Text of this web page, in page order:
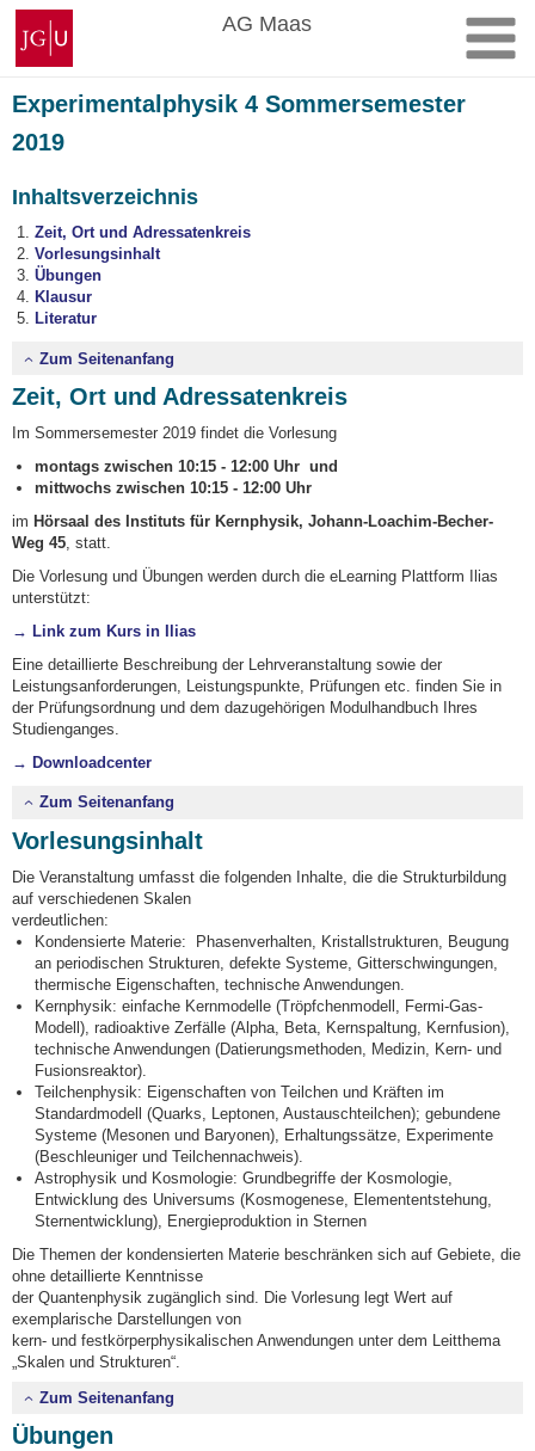
Zum
Inhalt
springen
Johannes
Gutenberg-
Universität
Mainz
AG Maas
Experimentalphysik 4 Sommersemester
2019
Inhaltsverzeichnis
Zeit, Ort und Adressatenkreis
Vorlesungsinhalt
Übungen
Klausur
Literatur
Zum Seitenanfang
Zeit, Ort und Adressatenkreis
Im Sommersemester 2019 findet die Vorlesung
montags zwischen 10:15 - 12:00 Uhr und
mittwochs zwischen 10:15 - 12:00 Uhr
im Hörsaal des Instituts für Kernphysik, Johann-Loachim-Becher-
Weg 45, statt.
Die Vorlesung und Übungen werden durch die eLearning Plattform Ilias
unterstützt:
→ Link zum Kurs in Ilias
Eine detaillierte Beschreibung der Lehrveranstaltung sowie der
Leistungsanforderungen, Leistungspunkte, Prüfungen etc. finden Sie in
der Prüfungsordnung und dem dazugehörigen Modulhandbuch Ihres
Studienganges.
→ Downloadcenter
Zum Seitenanfang
Vorlesungsinhalt
Die Veranstaltung umfasst die folgenden Inhalte, die die Strukturbildung
auf verschiedenen Skalen
verdeutlichen:
Kondensierte Materie: Phasenverhalten, Kristallstrukturen, Beugung
an periodischen Strukturen, defekte Systeme, Gitterschwingungen,
thermische Eigenschaften, technische Anwendungen.
Kernphysik: einfache Kernmodelle (Tröpfchenmodell, Fermi-Gas-
Modell), radioaktive Zerfälle (Alpha, Beta, Kernspaltung, Kernfusion),
technische Anwendungen (Datierungsmethoden, Medizin, Kern- und
Fusionsreaktor).
Teilchenphysik: Eigenschaften von Teilchen und Kräften im
Standardmodell (Quarks, Leptonen, Austauschteilchen); gebundene
Systeme (Mesonen und Baryonen), Erhaltungssätze, Experimente
(Beschleuniger und Teilchennachweis).
Astrophysik und Kosmologie: Grundbegriffe der Kosmologie,
Entwicklung des Universums (Kosmogenese, Elemententstehung,
Sternentwicklung), Energieproduktion in Sternen
Die Themen der kondensierten Materie beschränken sich auf Gebiete, die
ohne detaillierte Kenntnisse
der Quantenphysik zugänglich sind. Die Vorlesung legt Wert auf
exemplarische Darstellungen von
kern- und festkörperphysikalischen Anwendungen unter dem Leitthema
„Skalen und Strukturen“.
Zum Seitenanfang
Übungen